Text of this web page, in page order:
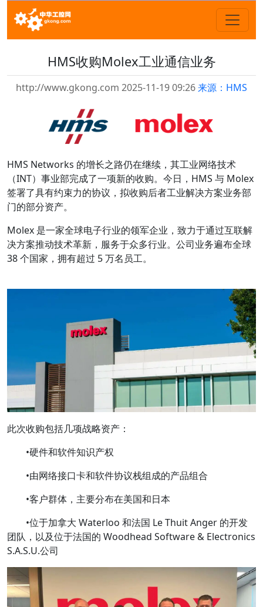
HMS收购Molex工业通信业务
http://www.gkong.com 2025-11-19 09:26来源：HMS
HMS Networks 的增长之路仍在继续，其工业网络技术
（INT）事业部完成了一项新的收购。今日，HMS 与 Molex
签署了具有约束力的协议，拟收购后者工业解决方案业务部
门的部分资产。
Molex 是一家全球电子行业的领军企业，致力于通过互联解
决方案推动技术革新，服务于众多行业。公司业务遍布全球
38 个国家，拥有超过 5 万名员工。
此次收购包括几项战略资产：
•硬件和软件知识产权
•由网络接口卡和软件协议栈组成的产品组合
•客户群体，主要分布在美国和日本
•位于加拿大 Waterloo 和法国 Le Thuit Anger 的开发
团队，以及位于法国的 Woodhead Software & Electronics
S.A.S.U.公司